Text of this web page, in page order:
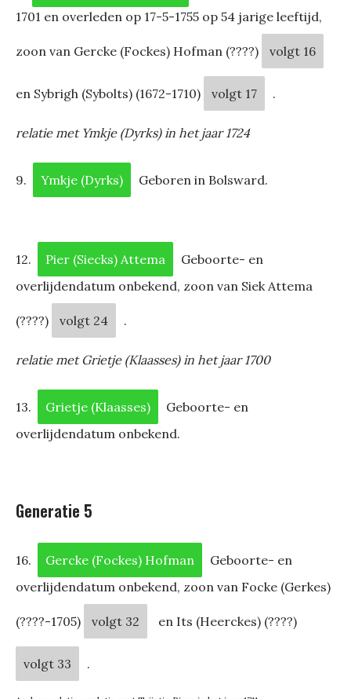
1701 en overleden op 17-5-1755 op 54 jarige leeftijd,
zoon van Gercke (Fockes) Hofman (????) volgt 16
en Sybrigh (Sybolts) (1672-1710) volgt 17 .
relatie met Ymkje (Dyrks) in het jaar 1724
9. Ymkje (Dyrks) Geboren in Bolsward.
12. Pier (Siecks) Attema
Geboorte- en
overlijdendatum onbekend, zoon van Siek Attema
(????) volgt 24 .
relatie met Grietje (Klaasses) in het jaar 1700
13. Grietje (Klaasses)
Geboorte- en
overlijdendatum onbekend.
Generatie 5
16. Gercke (Fockes) Hofman
Geboorte- en
overlijdendatum onbekend, zoon van Focke (Gerkes)
(????-1705) volgt 32 en Its (Heerckes) (????)
volgt 33 .